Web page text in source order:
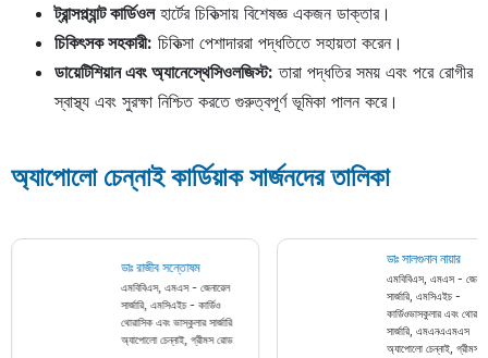
ট্রান্সপ্ল্যান্ট কার্ডিওলহার্টের চিকিত্সায় বিশেষজ্ঞ একজন ডাক্তার।
চিকিৎসক সহকারী: চিকিত্সা পেশাদাররা পদ্ধতিতে সহায়তা করেন।
ডায়েটিশিয়ান এবং অ্যানেস্থেসিওলজিস্ট: তারা পদ্ধতির সময় এবং পরে রোগীর
স্বাস্থ্য এবং সুরক্ষা নিশ্চিত করতে গুরুত্বপূর্ণ ভূমিকা পালন করে।
অ্যাপোলো চেন্নাই কার্ডিয়াক সার্জনদের তালিকা
ডাঃ সালগুনান নায়ার
এমবিবিএস, এমএস -
সার্জারি, এমসিএইচ -
কার্ডিওভাসকুলার
সার্জারি,
অ্যাপোলো চেন্নাই,
ডাঃ রাজীব সন্তোষম
এমবিবিএস, এমএস - জেনারেল
সার্জারি, এমসিএইচ - কার্ডিও
থোরাসিক এবং ভাস্কুলার সার্জারি
অ্যাপোলো চেন্নাই, গ্রীমস রোড